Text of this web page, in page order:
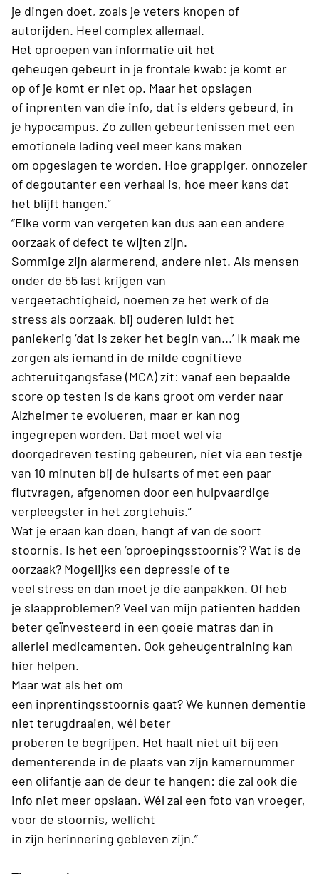
je dingen doet, zoals je veters knopen of
autorijden. Heel complex allemaal.
Het oproepen van informatie uit het
geheugen gebeurt in je frontale kwab: je komt er
op of je komt er niet op. Maar het opslagen
of inprenten van die info, dat is elders gebeurd, in
je hypocampus. Zo zullen gebeurtenissen met een
emotionele lading veel meer kans maken
om opgeslagen te worden. Hoe grappiger, onnozeler
of degoutanter een verhaal is, hoe meer kans dat
het blijft hangen.”
“Elke vorm van vergeten kan dus aan een andere
oorzaak of defect te wijten zijn.
Sommige zijn alarmerend, andere niet. Als mensen
onder de 55 last krijgen van
vergeetachtigheid, noemen ze het werk of de
stress als oorzaak, bij ouderen luidt het
paniekerig ‘dat is zeker het begin van...’ Ik maak me
zorgen als iemand in de milde cognitieve
achteruitgangsfase (MCA) zit: vanaf een bepaalde
score op testen is de kans groot om verder naar
Alzheimer te evolueren, maar er kan nog
ingegrepen worden. Dat moet wel via
doorgedreven testing gebeuren, niet via een testje
van 10 minuten bij de huisarts of met een paar
flutvragen, afgenomen door een hulpvaardige
verpleegster in het zorgtehuis.”
Wat je eraan kan doen, hangt af van de soort
stoornis. Is het een ‘oproepingsstoornis’? Wat is de
oorzaak? Mogelijks een depressie of te
veel stress en dan moet je die aanpakken. Of heb
je slaapproblemen?Veel van mijn patienten hadden
beter geïnvesteerd in een goeie matras dan in
allerlei medicamenten. Ook geheugentraining kan
hier helpen.
Maar wat als het om
een inprentingsstoornis gaat?We kunnen dementie
niet terugdraaien, wél beter
proberen te begrijpen. Het haalt niet uit bij een
dementerende in de plaats van zijn kamernummer
een olifantje aan de deurte hangen: die zal ook die
info niet meer opslaan. Wél zal een foto van vroeger,
voor de stoornis, wellicht
in zijn herinnering gebleven zijn.”